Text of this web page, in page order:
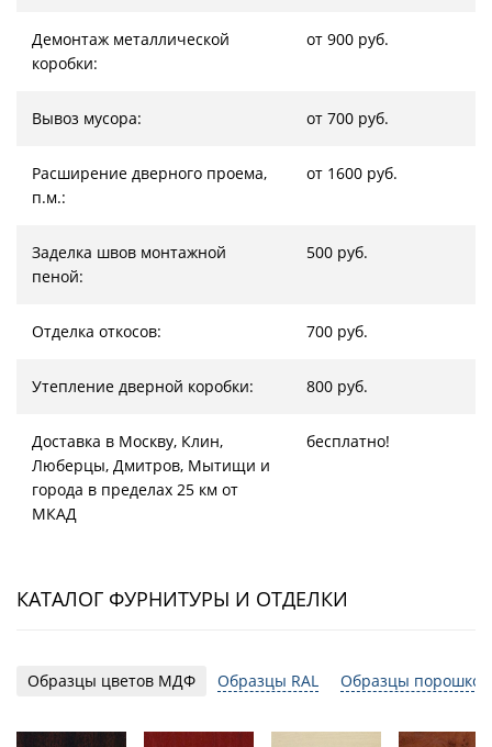
Демонтаж металлической
коробки:
от 900 руб.
Вывоз мусора: от 700 руб.
Расширение дверного проема,
п.м.:
от 1600 руб.
Заделка швов монтажной
пеной:
500 руб.
Отделка откосов: 700 руб.
Утепление дверной коробки: 800 руб.
Доставка в Москву, Клин,
Люберцы, Дмитров, Мытищи и
города в пределах 25 км от
МКАД
бесплатно!
КАТАЛОГ ФУРНИТУРЫ И ОТДЕЛКИ
Образцы цветов МДФ Образцы RAL Образцы